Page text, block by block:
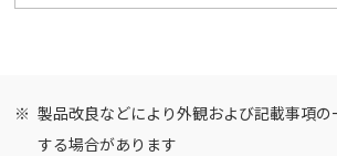
製品改良などにより外観および記載事項
する場合があります